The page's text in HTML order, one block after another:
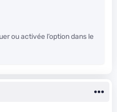
ou activée l’option dans le